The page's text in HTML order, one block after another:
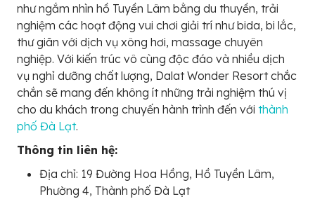
như ngắm nhìn hồ Tuyền Lâm bằng du thuyền, trải
nghiệm các hoạt động vui chơi giải trí như bida, bi lắc,
thư giãn với dịch vụ xông hơi, massage chuyên
nghiệp. Với kiến trúc vô cùng độc đáo và nhiều dịch
vụ nghỉ dưỡng chất lượng, Dalat Wonder Resort chắc
chắn sẽ mang đến không ít những trải nghiệm thú vị
cho du khách trong chuyến hành trình đến với thành
phố Đà Lạt.
Thông tin liên hệ:
Địa chỉ: 19 Đường Hoa Hồng, Hồ Tuyền Lâm,
Phường 4, Thành phố Đà Lạt